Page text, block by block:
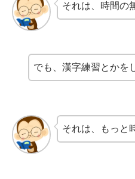
それは、時間の
でも、漢字練習とかを
それは、もっと